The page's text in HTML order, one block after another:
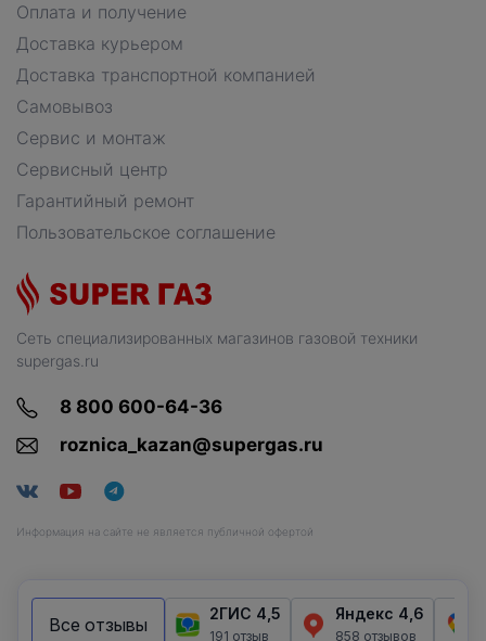
Сеть специализированных магазинов газовой техники
supergas.ru
8 800 600-64-36
roznica_kazan@supergas.ru
Информация на сайте не является публичной офертой
Оплата и получение
Доставка курьером
Доставка транспортной компанией
Самовывоз
Сервис и монтаж
Сервисный центр
Гарантийный ремонт
Пользовательское соглашение